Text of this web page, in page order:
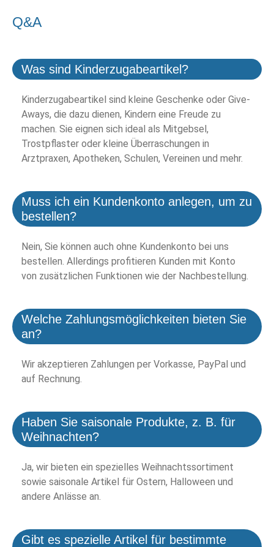
Q&A
Was sind Kinderzugabeartikel?
Kinderzugabeartikel sind kleine Geschenke oder Give-
Aways, die dazu dienen, Kindern eine Freude zu
machen. Sie eignen sich ideal als Mitgebsel,
Trostpflaster oder kleine Überraschungen in
Arztpraxen, Apotheken, Schulen, Vereinen und mehr.
Muss ich ein Kundenkonto anlegen, um zu
bestellen?
Nein, Sie können auch ohne Kundenkonto bei uns
bestellen. Allerdings profitieren Kunden mit Konto
von zusätzlichen Funktionen wie der Nachbestellung.
Welche Zahlungsmöglichkeiten bieten Sie
an?
Wir akzeptieren Zahlungen per Vorkasse, PayPal und
auf Rechnung.
Haben Sie saisonale Produkte, z. B. für
Weihnachten?
Ja, wir bieten ein spezielles Weihnachtssortiment
sowie saisonale Artikel für Ostern, Halloween und
andere Anlässe an.
Gibt es spezielle Artikel für bestimmte